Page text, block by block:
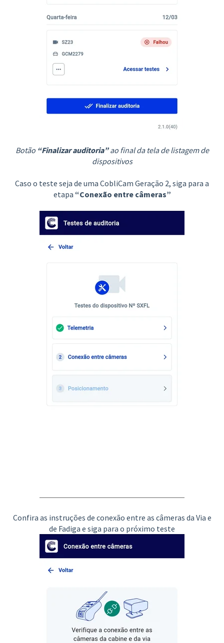
Botão “Finalizar auditoria”ao final da tela de listagem de
dispositivos
Caso o teste seja de uma CobliCam Geração 2, siga para a
etapa “Conexão entre câmeras”
Confira as instruções de conexão entre as câmeras da Via e
de Fadiga e siga para o próximo teste